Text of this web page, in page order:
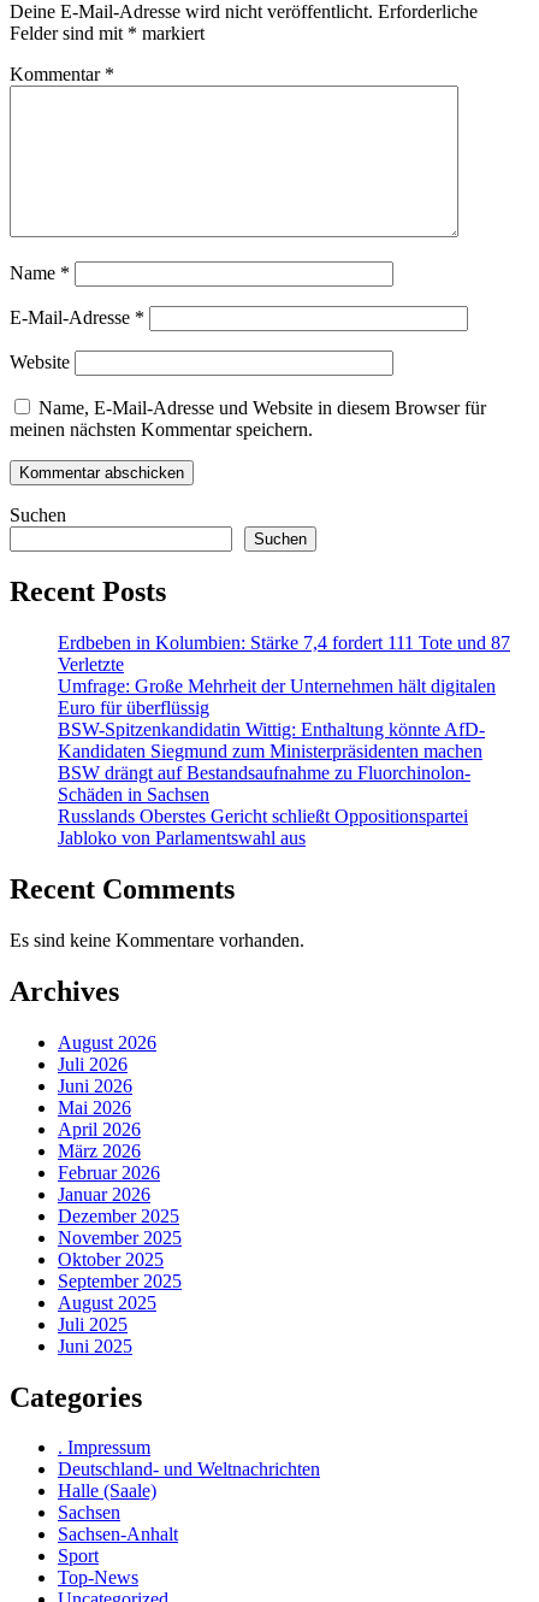
Deine E-Mail-Adresse wird nicht veröffentlicht. Erforderliche
Felder sind mit * markiert
Kommentar *
Name *
E-Mail-Adresse *
Website
Name, E-Mail-Adresse und Website in diesem Browser für
meinen nächsten Kommentar speichern.
Suchen
Suchen
Recent Posts
Erdbeben in Kolumbien: Stärke 7,4 fordert 111 Tote und 87
Verletzte
Umfrage: Große Mehrheit der Unternehmen hält digitalen
Euro für überflüssig
BSW-Spitzenkandidatin Wittig: Enthaltung könnte AfD-
Kandidaten Siegmund zum Ministerpräsidenten machen
BSW drängt auf Bestandsaufnahme zu Fluorchinolon-
Schäden in Sachsen
Russlands Oberstes Gericht schließt Oppositionspartei
Jabloko von Parlamentswahl aus
Recent Comments
Es sind keine Kommentare vorhanden.
Archives
August 2026
Juli 2026
Juni 2026
Mai 2026
April 2026
März 2026
Februar 2026
Januar 2026
Dezember 2025
November 2025
Oktober 2025
September 2025
August 2025
Juli 2025
Juni 2025
Categories
. Impressum
Deutschland- und Weltnachrichten
Halle (Saale)
Sachsen
Sachsen-Anhalt
Sport
Top-News